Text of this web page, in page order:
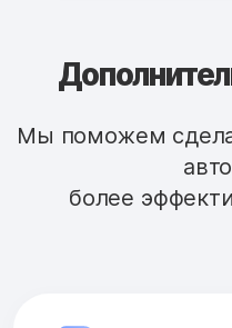
Мы поможем
более